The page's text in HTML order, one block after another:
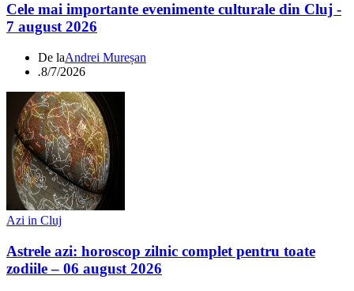
Cele mai importante evenimente culturale din Cluj -
7 august 2026
De laAndrei Mureșan
.8/7/2026
Azi in Cluj
Astrele azi: horoscop zilnic complet pentru toate
zodiile – 06 august 2026